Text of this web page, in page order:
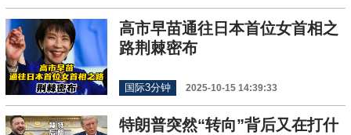
高市早苗通往日本首位女首相之
路荆棘密布
国际3分钟 2025-10-15 14:39:33
特朗普突然“转向”背后又在打什